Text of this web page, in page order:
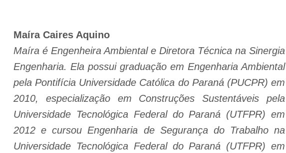
Maíra Caires Aquino
Maíra é Engenheira Ambiental e Diretora Técnica na Sinergia
Engenharia. Ela possui graduação em Engenharia Ambiental
pela Pontifícia Universidade Católica do Paraná (PUCPR) em
2010, especialização em Construções Sustentáveis pela
Universidade Tecnológica Federal do Paraná (UTFPR) em
2012 e cursou Engenharia de Segurança do Trabalho na
Universidade Tecnológica Federal do Paraná (UTFPR) em